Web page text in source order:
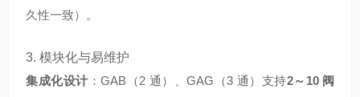
久性一致）。
3. 模块化与易维护
集成化设计 ：GAB（2 通）、GAG（3 通）支持2～10 阀